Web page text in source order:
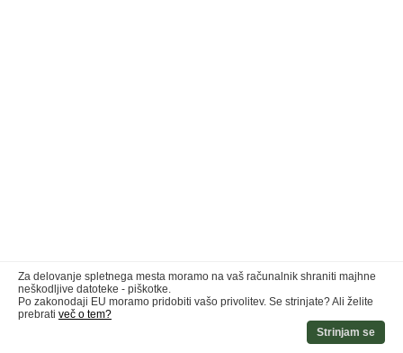
Za delovanje spletnega mesta moramo na vaš računalnik shraniti majhne
neškodljive datoteke - piškotke.
Po zakonodaji EU moramo pridobiti vašo privolitev. Se strinjate? Ali želite
prebrati več o tem?
Strinjam se